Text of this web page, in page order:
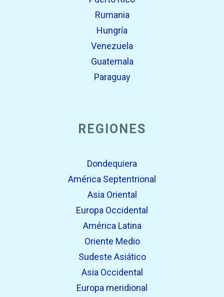
Rumania
Hungría
Venezuela
Guatemala
Paraguay
REGIONES
Dondequiera
América Septentrional
Asia Oriental
Europa Occidental
América Latina
Oriente Medio
Sudeste Asiático
Asia Occidental
Europa meridional